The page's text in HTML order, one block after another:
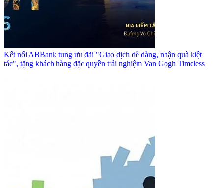
Kết nốiABBank tung ưu đãi "Giao dịch dễ dàng, nhận quà kiệt
tác", tặng khách hàng đặc quyền trải nghiệm Van Gogh Timeless